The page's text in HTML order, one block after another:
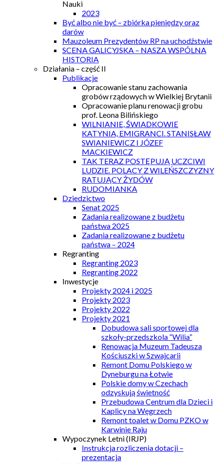
Nauki
2023
Być albo nie być – zbiórka pieniędzy oraz
darów
Mauzoleum Prezydentów RP na uchodźstwie
SCENA GALICYJSKA – NASZA WSPÓLNA
HISTORIA
Działania – część II
Publikacje
Opracowanie stanu zachowania
grobów rządowych w Wielkiej Brytanii
Opracowanie planu renowacji grobu
prof. Leona Bilińskiego
WILNIANIE, ŚWIADKOWIE
KATYNIA, EMIGRANCI. STANISŁAW
SWIANIEWICZ I JÓZEF
MACKIEWICZ
TAK TERAZ POSTĘPUJĄ UCZCIWI
LUDZIE. POLACY Z WILEŃSZCZYZNY
RATUJĄCY ŻYDÓW
RUDOMIANKA
Dziedzictwo
Senat 2025
Zadania realizowane z budżetu
państwa 2025
Zadania realizowane z budżetu
państwa – 2024
Regranting
Regranting 2023
Regranting 2022
Inwestycje
Projekty 2024 i 2025
Projekty 2023
Projekty 2022
Projekty 2021
Dobudowa sali sportowej dla
szkoły-przedszkola “Wilia”
Renowacja Muzeum Tadeusza
Kościuszki w Szwajcarii
Remont Domu Polskiego w
Dyneburgu na Łotwie
Polskie domy w Czechach
odzyskują świetność
Przebudowa Centrum dla Dzieci i
Kaplicy na Węgrzech
Remont toalet w Domu PZKO w
Karwinie Raju
Wypoczynek Letni (IRJP)
Instrukcja rozliczenia dotacji –
prezentacja